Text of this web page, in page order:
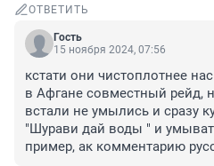
ОТВЕТИТЬ
Гость
15 ноября 2024, 07:56
кстати они чистоплотнее
в Афгане совместный рейд,
встали не умылись и сразу
"Шурави дай воды " и
пример, ак комментарию